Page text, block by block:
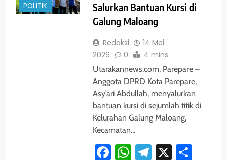
POLITIK
Salurkan Bantuan Kursi di
Galung Maloang
Redaksi
14 Mei
2026
0 4 mins
Utarakannews.com, Parepare –
Anggota DPRD Kota Parepare,
Asy’ari Abdullah, menyalurkan
bantuan kursi di sejumlah titik di
Kelurahan Galung Maloang,
Kecamatan…
Facebook
WhatsApp
Telegram
X